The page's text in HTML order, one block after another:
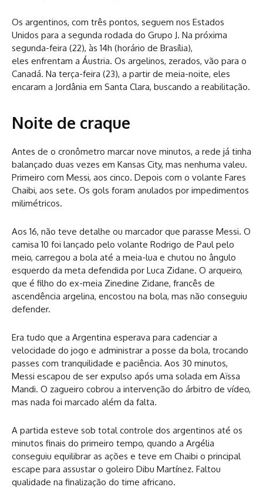
Os argentinos, com três pontos, seguem nos Estados
Unidos para a segunda rodada do Grupo J. Na próxima
segunda-feira (22), às 14h (horário de Brasília),
eles enfrentam a Áustria. Os argelinos, zerados, vão para o
Canadá. Na terça-feira (23), a partir de meia-noite, eles
encaram a Jordânia em Santa Clara, buscando a reabilitação.
Noite de craque
Antes de o cronômetro marcar nove minutos, a rede já tinha
balançado duas vezes em Kansas City, mas nenhuma valeu.
Primeiro com Messi, aos cinco. Depois com o volante Fares
Chaibi, aos sete. Os gols foram anulados por impedimentos
milimétricos.
Aos 16, não teve detalhe ou marcador que parasse Messi. O
camisa 10 foi lançado pelo volante Rodrigo de Paul pelo
meio, carregou a bola até a meia-lua e chutou no ângulo
esquerdo da meta defendida por Luca Zidane. O arqueiro,
que é filho do ex-meia Zinedine Zidane, francês de
ascendência argelina, encostou na bola, mas não conseguiu
defender.
Era tudo que a Argentina esperava para cadenciar a
velocidade do jogo e administrar a posse da bola, trocando
passes com tranquilidade e paciência. Aos 30 minutos,
Messi escapou de ser expulso após uma solada em Aïssa
Mandi. O zagueiro cobrou a intervenção do árbitro de vídeo,
mas nada foi marcado além da falta.
A partida esteve sob total controle dos argentinos até os
minutos finais do primeiro tempo, quando a Argélia
conseguiu equilibrar as ações e teve em Chaibi o principal
escape para assustar o goleiro Dibu Martínez. Faltou
qualidade na finalização do time africano.